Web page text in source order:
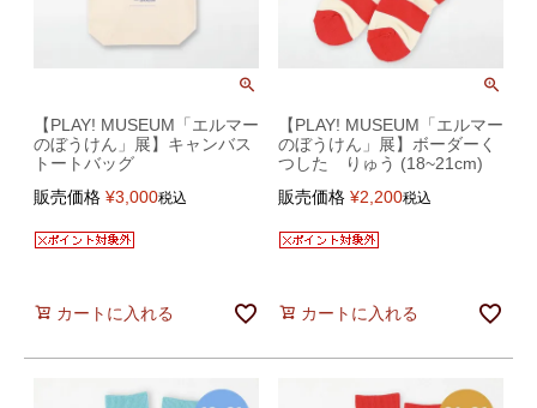
【PLAY! MUSEUM「エルマー
のぼうけん」展】キャンバス
トートバッグ
販売価格 ¥3,000税込
カートに入れる
【PLAY! MUSEUM「エルマー
のぼうけん」展】ボーダーく
つした りゅう (18~21cm)
販売価格 ¥2,200税込
カートに入れる